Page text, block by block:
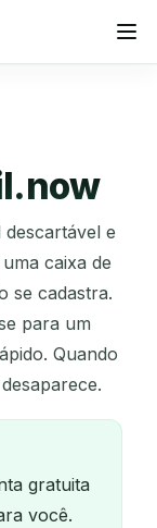
e
caixa de
se cadastra.
para um
Quando
gratuita
você.